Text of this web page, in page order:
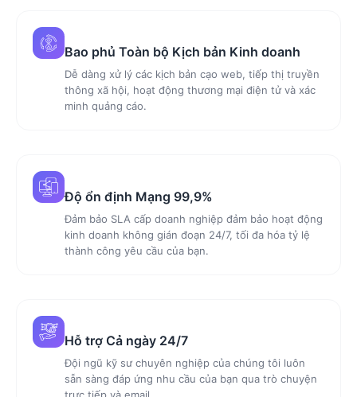
Bao phủ Toàn bộ Kịch bản Kinh doanh
Dễ dàng xử lý các kịch bản cạo web, tiếp thị truyền
thông xã hội, hoạt động thương mại điện tử và xác
minh quảng cáo.
Độ ổn định Mạng 99,9%
Đảm bảo SLA cấp doanh nghiệp đảm bảo hoạt động
kinh doanh không gián đoạn 24/7, tối đa hóa tỷ lệ
thành công yêu cầu của bạn.
Hỗ trợ Cả ngày 24/7
Đội ngũ kỹ sư chuyên nghiệp của chúng tôi luôn
sẵn sàng đáp ứng nhu cầu của bạn qua trò chuyện